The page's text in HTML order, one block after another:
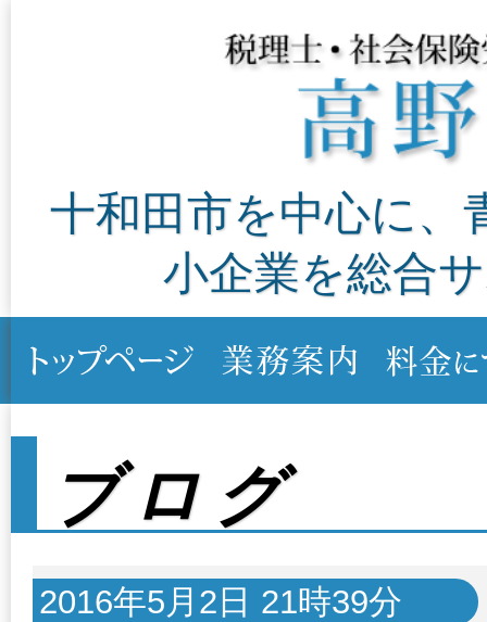
十和田市を中心に、
小企業を総合
ブログ
2016年5月2日 21時39分